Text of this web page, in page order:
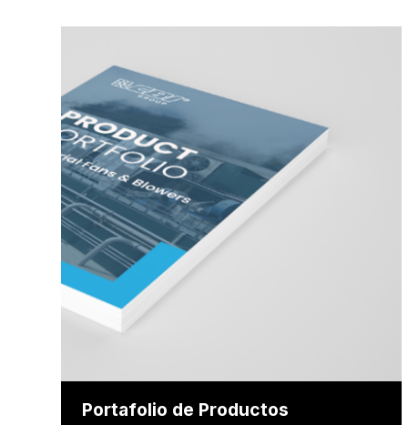
Portafolio de Productos